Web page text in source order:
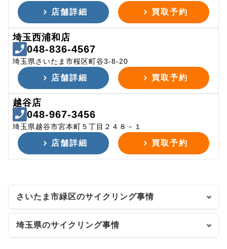
店舗詳細 買取予約
埼玉西浦和店
048-836-4567
埼玉県さいたま市桜区町谷3-8-20
店舗詳細 買取予約
越谷店
048-967-3456
埼玉県越谷市宮本町５丁目２４８－１
店舗詳細 買取予約
さいたま市緑区のサイクリング事情
埼玉県のサイクリング事情